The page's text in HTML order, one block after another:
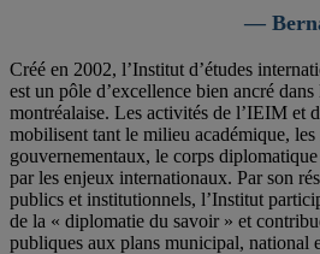
—
Créé en 2002, l’Institut d’études
est un pôle d’excellence bien ancré
montréalaise. Les activités de l’IEIM et
mobilisent tant le milieu académique, les
gouvernementaux, le corps
par les enjeux internationaux. Par son
publics et institutionnels, l’Institut
de la « diplomatie du savoir » et
publiques aux plans municipal, national